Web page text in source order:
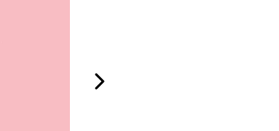
Incentiva la renovación de la